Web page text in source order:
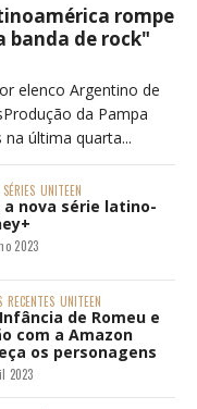
rompe
banda de rock"
elenco Argentino de
da Pampa
última quarta...
SÉRIES UNITEEN
a nova série latino-
2023
RECENTES UNITEEN
de Romeu e
com a Amazon
os personagens
2023